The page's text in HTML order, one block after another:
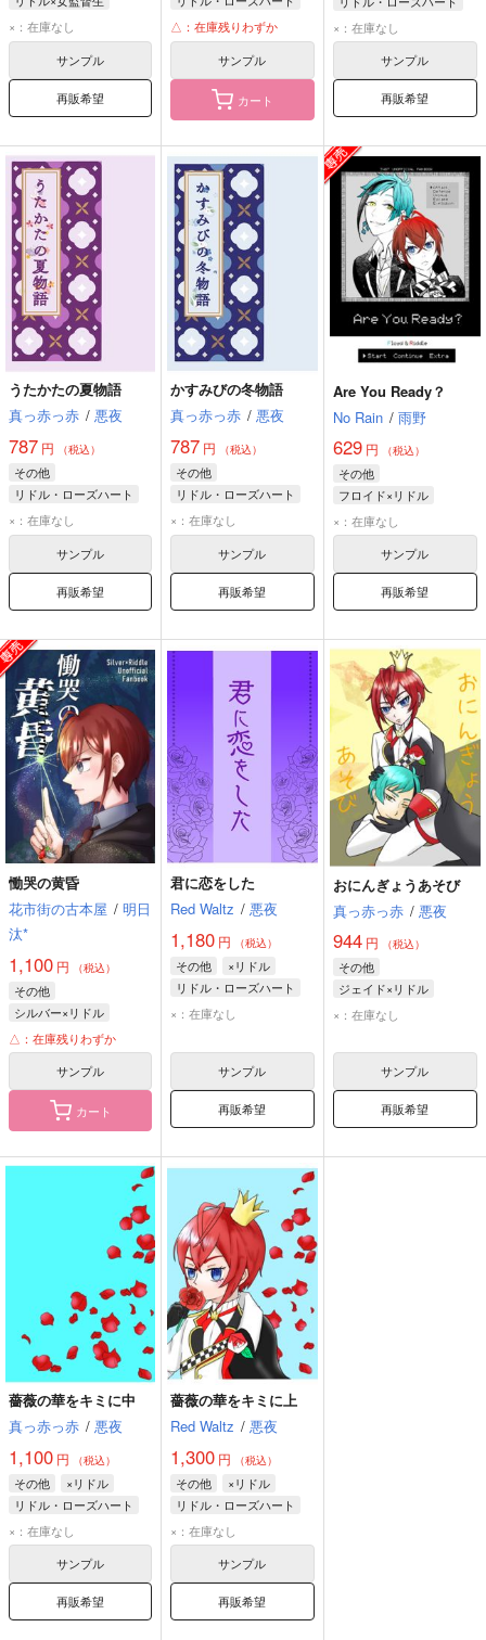
リドル・ローズハート
女監督生
×：在庫なし
サンプル
再販希望
△：在庫残りわずか
サンプル
カート
トレイ・クローバー
×：在庫なし
サンプル
再販希望
うたかたの夏物語
真っ赤っ赤 / 悪夜
787 円 （税込）
その他
リドル・ローズハート
×：在庫なし
サンプル
再販希望
かすみびの冬物語
真っ赤っ赤 / 悪夜
787 円 （税込）
その他
リドル・ローズハート
×：在庫なし
サンプル
再販希望
Are You Ready？
No Rain / 雨野
629円 （税込）
その他
フロイド×リドル
フロイド・リーチ
リドル・ローズハート
×：在庫なし
サンプル
再販希望
慟哭の黄昏
花市街の古本屋 / 明日
汰*
1,100 円 （税込）
その他
シルバー×リドル
シルバー
リドル・ローズハート
△：在庫残りわずか
サンプル
カート
君に恋をした
Red Waltz / 悪夜
1,180 円 （税込）
その他
×リドル
リドル・ローズハート
×：在庫なし
サンプル
再販希望
おにんぎょうあそび
真っ赤っ赤 / 悪夜
944円 （税込）
その他
ジェイド×リドル
ジェイド・リーチ
×：在庫なし
サンプル
再販希望
薔薇の華をキミに中
真っ赤っ赤 / 悪夜
1,100 円 （税込）
その他
×リドル
リドル・ローズハート
×：在庫なし
サンプル
再販希望
薔薇の華をキミに上
Red Waltz / 悪夜
1,300 円 （税込）
その他
×リドル
リドル・ローズハート
×：在庫なし
サンプル
再販希望